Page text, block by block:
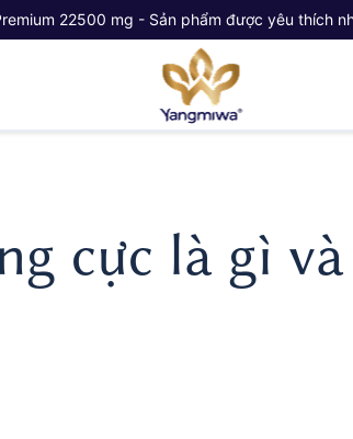
22500 mg - Sản phẩm được yêu thích
cực là gì